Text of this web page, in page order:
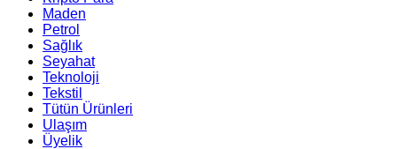
Maden
Petrol
Sağlık
Seyahat
Teknoloji
Tekstil
Tütün Ürünleri
Ulaşım
Üyelik